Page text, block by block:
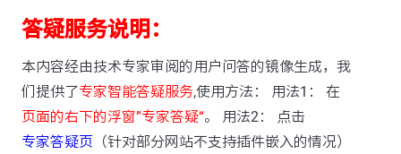
答疑服务说明：
本内容经由技术专家审阅的用户问答的镜像生成，我
们提供了专家智能答疑服务,使用方法： 用法1： 在
页面的右下的浮窗”专家答疑“。 用法2： 点击
专家答疑页 （针对部分网站不支持插件嵌入的情况）